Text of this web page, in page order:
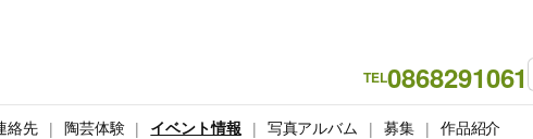
TEL0868291061
絡先 陶芸体験 イベント情報 写真アルバム 募集 作品紹介